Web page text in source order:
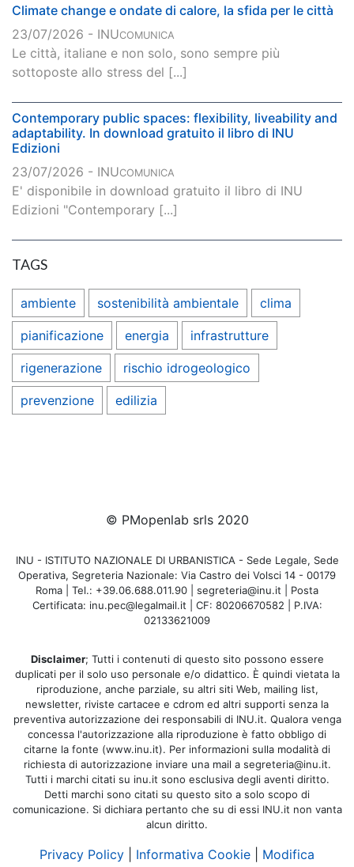
Climate change e ondate di calore, la sfida per le città
23/07/2026 - INUCOMUNICA
Le città, italiane e non solo, sono sempre più
sottoposte allo stress del [...]
Contemporary public spaces: flexibility, liveability and
adaptability. In download gratuito il libro di INU
Edizioni
23/07/2026 - INUCOMUNICA
E' disponibile in download gratuito il libro di INU
Edizioni "Contemporary [...]
TAGS
ambiente sostenibilità ambientale clima
pianificazione energia infrastrutture
rigenerazione rischio idrogeologico
prevenzione edilizia
© PMopenlab srls 2020
INU - ISTITUTO NAZIONALE DI URBANISTICA - Sede Legale, Sede
Operativa, Segreteria Nazionale: Via Castro dei Volsci 14 - 00179
Roma | Tel.: +39.06.688.011.90 | segreteria@inu.it | Posta
Certificata: inu.pec@legalmail.it | CF: 80206670582 | P.IVA:
02133621009
Disclaimer; Tutti i contenuti di questo sito possono essere
duplicati per il solo uso personale e/o didattico. È quindi vietata la
riproduzione, anche parziale, su altri siti Web, mailing list,
newsletter, riviste cartacee e cdrom ed altri supporti senza la
preventiva autorizzazione dei responsabili di INU.it. Qualora venga
concessa l'autorizzazione alla riproduzione è fatto obbligo di
citarne la fonte (www.inu.it). Per informazioni sulla modalità di
richiesta di autorizzazione inviare una mail a segreteria@inu.it.
Tutti i marchi citati su inu.it sono esclusiva degli aventi diritto.
Detti marchi sono citati su questo sito a solo scopo di
comunicazione. Si dichiara pertanto che su di essi INU.it non vanta
alcun diritto.
Privacy Policy Informativa Cookie
Modifica